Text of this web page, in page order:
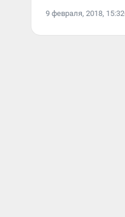
9 февраля, 2018, 15:32